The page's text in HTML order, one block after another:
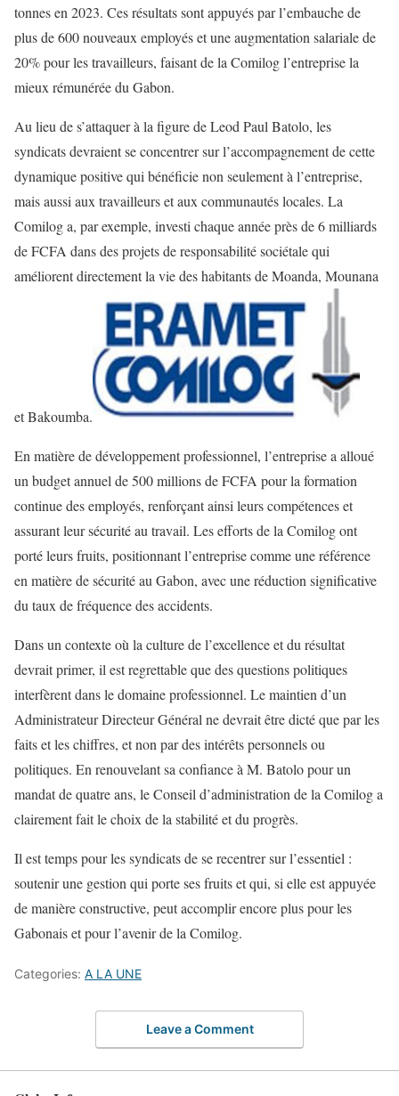
tonnes en 2023. Ces résultats sont appuyés par l’embauche de
plus de 600 nouveaux employés et une augmentation salariale de
20% pour les travailleurs, faisant de la Comilog l’entreprise la
mieux rémunérée du Gabon.
Au lieu de s’attaquer à la figure de Leod Paul Batolo, les
syndicats devraient se concentrer sur l’accompagnement de cette
dynamique positive qui bénéficie non seulement à l’entreprise,
mais aussi aux travailleurs et aux communautés locales. La
Comilog a, par exemple, investi chaque année près de 6 milliards
de FCFA dans des projets de responsabilité sociétale qui
améliorent directement la vie des habitants de Moanda, Mounana
et Bakoumba.
En matière de développement professionnel, l’entreprise a alloué
un budget annuel de 500 millions de FCFA pour la formation
continue des employés, renforçant ainsi leurs compétences et
assurant leur sécurité au travail. Les efforts de la Comilog ont
porté leurs fruits, positionnant l’entreprise comme une référence
en matière de sécurité au Gabon, avec une réduction significative
du taux de fréquence des accidents.
Dans un contexte où la culture de l’excellence et du résultat
devrait primer, il est regrettable que des questions politiques
interfèrent dans le domaine professionnel. Le maintien d’un
Administrateur Directeur Général ne devrait être dicté que par les
faits et les chiffres, et non par des intérêts personnels ou
politiques. En renouvelant sa confiance à M. Batolo pour un
mandat de quatre ans, le Conseil d’administration de la Comilog a
clairement fait le choix de la stabilité et du progrès.
Il est temps pour les syndicats de se recentrer sur l’essentiel :
soutenir une gestion qui porte ses fruits et qui, si elle est appuyée
de manière constructive, peut accomplir encore plus pour les
Gabonais et pour l’avenir de la Comilog.
Categories: A LA UNE
Leave a Comment